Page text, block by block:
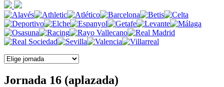
Jornada 16 (aplazada)